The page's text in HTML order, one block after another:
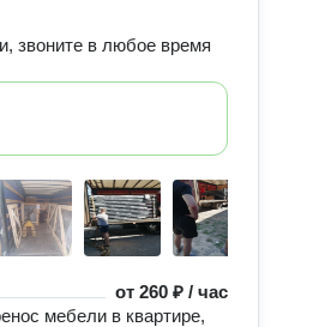
звоните в любое время
от260 ₽ / час
мебели в квартире,